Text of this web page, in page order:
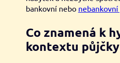
bankovní nebo nebankovní
Co znamená k
kontextu